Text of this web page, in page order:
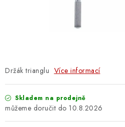
OSTATNÍ STRUNNÉ NÁSTROJE
KONTAKTY
O E-SHOPU
OBCHODNÍ PODMÍNKY
Držák trianglu Více informací
Skladem na prodejně
10.8.2026